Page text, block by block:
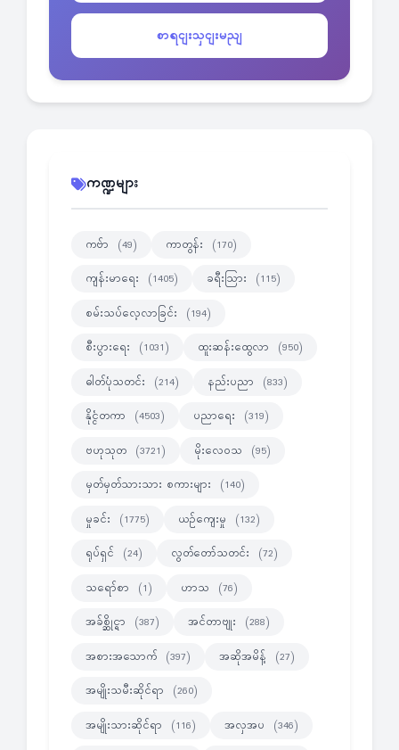
စာရငျးသှငျးမညျ
ကဏ္ဍများ
ကဗ်ာ (49) ကာတွန်း (170)
ကျန်းမာရေး (1405) ခရီးသြား (115)
စမ်းသပ်လေ့လာခြင်း (194)
စီးပွားရေး (1031) ထူးဆန်းထွေလာ (950)
ဓါတ်ပုံသတင်း (214) နည်းပညာ (833)
နိုင္ငံတကာ (4503) ပညာရေး (319)
ဗဟုသုတ (3721) မိုးလေဝသ (95)
မှတ်မှတ်သားသား စကားများ (140)
မှုခင်း (1775) ယဉ်ကျေးမှု (132)
ရုပ်ရှင် (24) လွတ်တော်သတင်း (72)
သရော်စာ (1) ဟာသ (76)
အခ်စ္ဆိုင္ရာ (387) အင်တာဗျုး (288)
အစားအသောက် (397) အဆိုအမိန့် (27)
အမျိုးသမီးဆိုင်ရာ (260)
အမျိုးသားဆိုင်ရာ (116) အလှအပ (346)